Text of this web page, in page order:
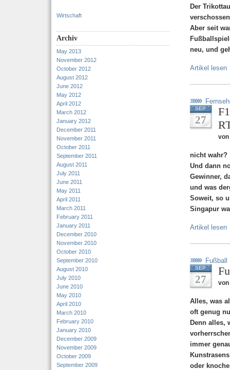
Wirtschaft
Archiv
May 2013
November 2012
October 2012
August 2012
June 2012
May 2012
April 2012
March 2012
January 2012
December 2011
November 2011
October 2011
September 2011
August 2011
July 2011
June 2011
May 2011
April 2011
March 2011
February 2011
January 2011
December 2010
November 2010
October 2010
September 2010
August 2010
July 2010
June 2010
May 2010
April 2010
March 2010
February 2010
January 2010
December 2009
November 2009
October 2009
September 2009
Der
Aber seit
neu, und
Artikel lesen
SEP
27
von
nicht wahr?
Und dann
Gewinner,
und was
Soweit, so
Singapur
Artikel lesen
Fußball
SEP
27 von
Alles, was
oft genug
Denn alles,
immer
oder